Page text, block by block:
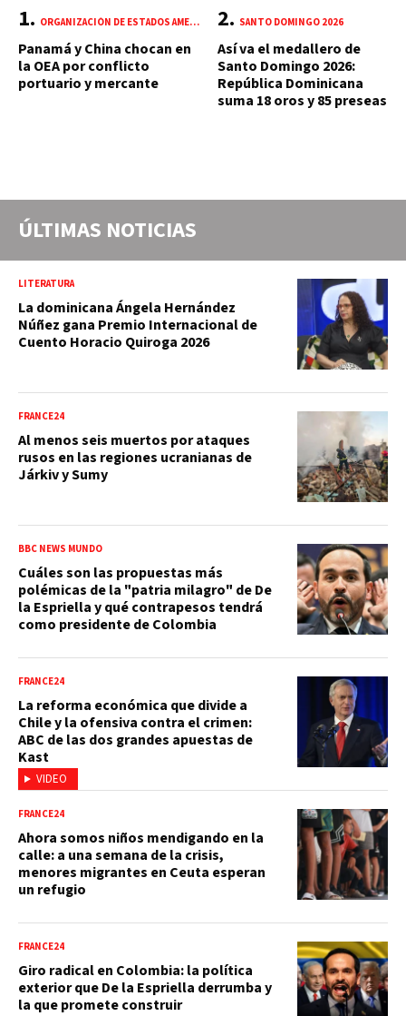
ORGANIZACIÓN DE ESTADOS AMERICANOS (OEA)
Panamá y China chocan en
la OEA por conflicto
portuario y mercante
SANTO DOMINGO 2026
Así va el medallero de
Santo Domingo 2026:
República Dominicana
suma 18 oros y 85 preseas
ÚLTIMAS NOTICIAS
LITERATURA
La dominicana Ángela Hernández
Núñez gana Premio Internacional de
Cuento Horacio Quiroga 2026
FRANCE24
Al menos seis muertos por ataques
rusos en las regiones ucranianas de
Járkiv y Sumy
BBC NEWS MUNDO
Cuáles son las propuestas más
polémicas de la "patria milagro" de De
la Espriella y qué contrapesos tendrá
como presidente de Colombia
VIDEO
FRANCE24
La reforma económica que divide a
Chile y la ofensiva contra el crimen:
ABC de las dos grandes apuestas de
Kast
FRANCE24
Ahora somos niños mendigando en la
calle: a una semana de la crisis,
menores migrantes en Ceuta esperan
un refugio
FRANCE24
Giro radical en Colombia: la política
exterior que De la Espriella derrumba y
la que promete construir